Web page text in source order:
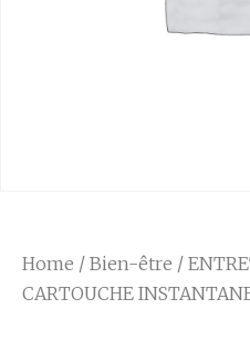
Home / Bien-être /
CARTOUCHE